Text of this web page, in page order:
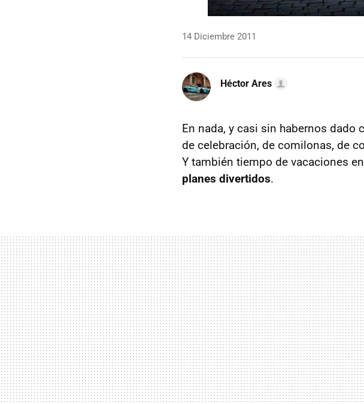
14 Diciembre 2011
Héctor Ares
En nada, y casi sin habernos dado
de celebración, de comilonas, de
Y también tiempo de vacaciones
planes divertidos.